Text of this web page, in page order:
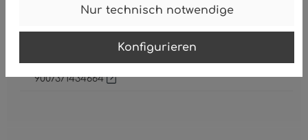
Nur technisch notwendige
Konfigurieren
Glas, klar
GTIN/EAN:
9007371434664